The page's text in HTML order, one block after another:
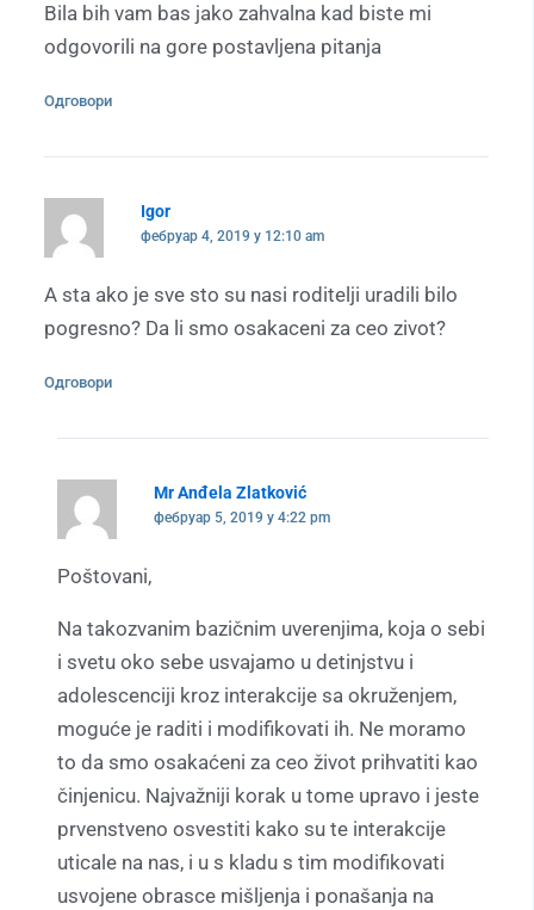
Bila bih vam bas jako zahvalna kad biste mi
odgovorili na gore postavljena pitanja
Одговори
Igor
фебруар 4, 2019 у 12:10 am
A sta ako je sve sto su nasi roditelji uradili bilo
pogresno? Da li smo osakaceni za ceo zivot?
Одговори
Mr Anđela Zlatković
фебруар 5, 2019 у 4:22 pm
Poštovani,
Na takozvanim bazičnim uverenjima, koja o sebi
i svetu oko sebe usvajamo u detinjstvu i
adolescenciji kroz interakcije sa okruženjem,
moguće je raditi i modifikovati ih. Ne moramo
to da smo osakaćeni za ceo život prihvatiti kao
činjenicu. Najvažniji korak u tome upravo i jeste
prvenstveno osvestiti kako su te interakcije
uticale na nas, i u s kladu s tim modifikovati
usvojene obrasce mišljenja i ponašanja na